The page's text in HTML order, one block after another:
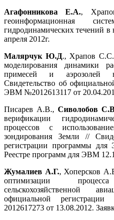
Агафонникова Е.А.,
геоинформационная
гидродинамических течений
апреля 2012г.
Малярчук Ю.Д., Храпов С.С.
моделирования динамики
примесей и аэрозолей
Свидетельство об
ЭВМ №2012613117 от
Писарев А.В., Сиволобов
верификации
процессов с
зондирования Земли //
регистрации программы
Реестре программ для ЭВМ
Жумалиев А.Г., Хоперсков
оптимизации
сельскохозяйственной
официальной
2012617273 от 13.08.2012.